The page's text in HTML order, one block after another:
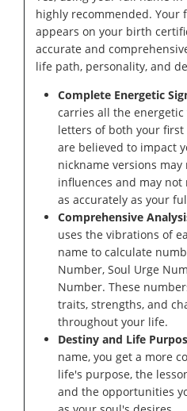
highly recommended. Your
appears on your birth
accurate and
life path, personality, and
Complete Energetic
carries all the
letters of both your
are believed to impact
nickname versions
influences and may
as accurately as your
Comprehensive
uses the vibrations of
name to calculate
Number, Soul Urge
Number. These
traits, strengths, and
throughout your life.
Destiny and Life
name, you get a more
life's purpose, the
and the opportunities